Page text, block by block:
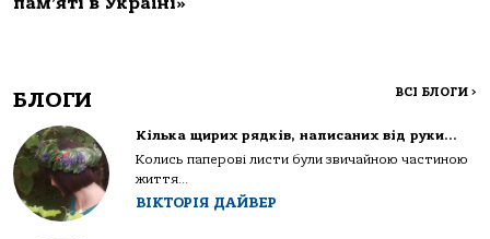
БЛОГИ ВСІ БЛОГИ >
Кілька щирих рядків, написаних від руки…
Колись паперові листи були звичайною частиною
життя...
ВІКТОРІЯ ДАЙВЕР